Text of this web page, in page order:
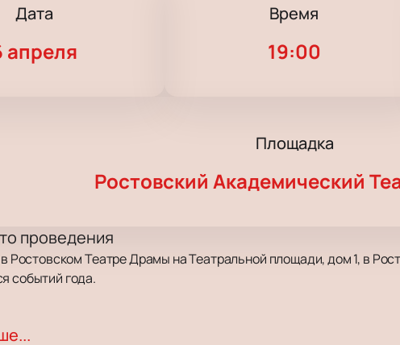
Дата
апреля
Время
19:00
Площадка
Ростовский Академический
проведения
Ростовском Театре Драмы на Театральной площади, дом 1, в
событий года.
необычным голосом и широкой вокальной палитрой.